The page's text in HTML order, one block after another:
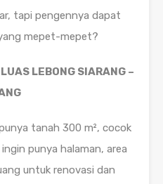
tapi pengennya dapat
mepet-mepet?
LEBONG SIARANG –
tanah 300 m², cocok
punya halaman, area
untuk renovasi dan